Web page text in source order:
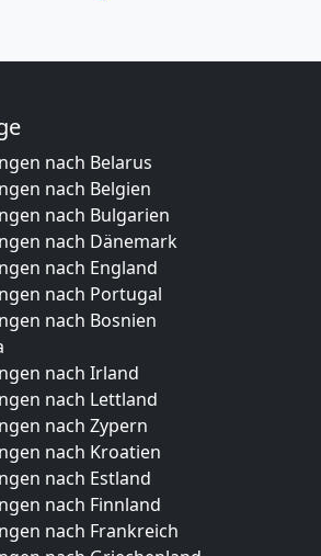
nach Belarus
nach Belgien
nach Bulgarien
nach Dänemark
nach England
nach Portugal
nach Bosnien
nach Irland
nach Lettland
nach Zypern
nach Kroatien
nach Estland
nach Finnland
nach Frankreich